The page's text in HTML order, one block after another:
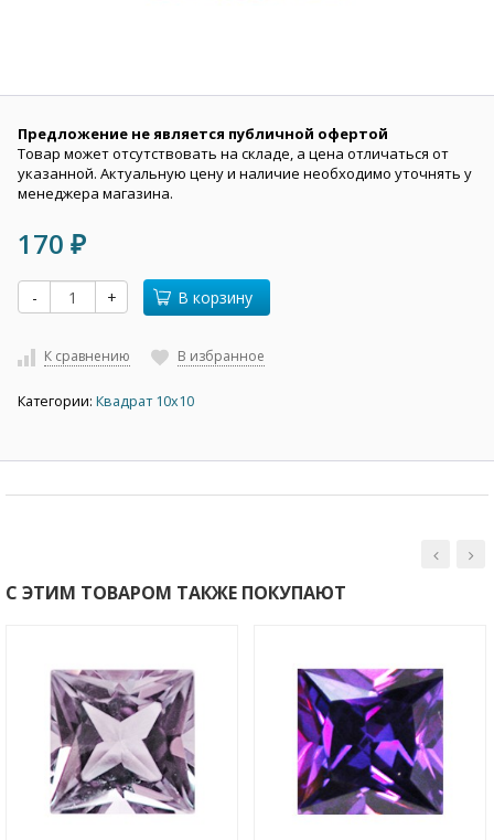
Предложение не является публичной офертой
Товар может отсутствовать на складе, а цена отличаться от
указанной. Актуальную цену и наличие необходимо уточнять у
менеджера магазина.
170 ₽
- + В корзину
К сравнению В избранное
Категории: Квадрат 10х10
С ЭТИМ ТОВАРОМ ТАКЖЕ ПОКУПАЮТ